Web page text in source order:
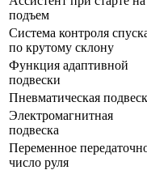
подъем
Система контроля
по крутому склону
Функция адаптивной
подвески
Пневматическая
Электромагнитная
подвеска
Переменное
число руля